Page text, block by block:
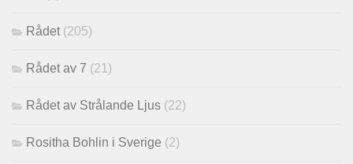
Rådet(205)
Rådet av 7 (21)
Rådet av Strålande Ljus (22)
Rositha Bohlin i Sverige (2)